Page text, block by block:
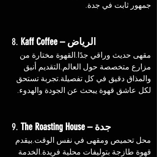
جمهور ثابت في جدة.
8. Kaff Coffee – الرياض
مقهى حديث وراقي جدًا.القهوة مختارة من
مزارع متخصصة حول العالم.التقديم أنيق
والمذاق دقيق في كل تفصيلة.تجربة تستحق
لكل عاشق قهوة يبحث عن الجودة والهدوء.
9. The Roasting House – جدة
محل تحميص ومقهى في نفس الوقت.بيقدم
قهوة طازجة بتوليفات محلية فريدة.الخدمة